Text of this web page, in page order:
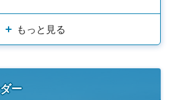
もっと見る
ー